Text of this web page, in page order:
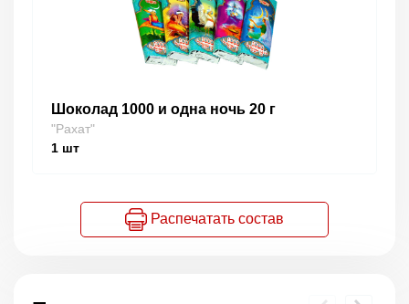
Шоколад 1000 и одна ночь 20 г
"Рахат"
1 шт
Распечатать состав